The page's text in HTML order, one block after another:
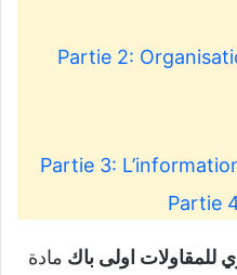
Partie 2:
Partie 3:
Partie
للمقاولات اولى باك مادة